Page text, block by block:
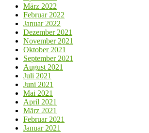
März 2022
Februar 2022
Januar 2022
Dezember 2021
November 2021
Oktober 2021
September 2021
August 2021
Juli 2021
Juni 2021
Mai 2021
April 2021
März 2021
Februar 2021
Januar 2021